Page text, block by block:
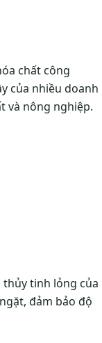
chất công
của nhiều doanh
và nông nghiệp.
thủy tinh lỏng của
đảm bảo độ